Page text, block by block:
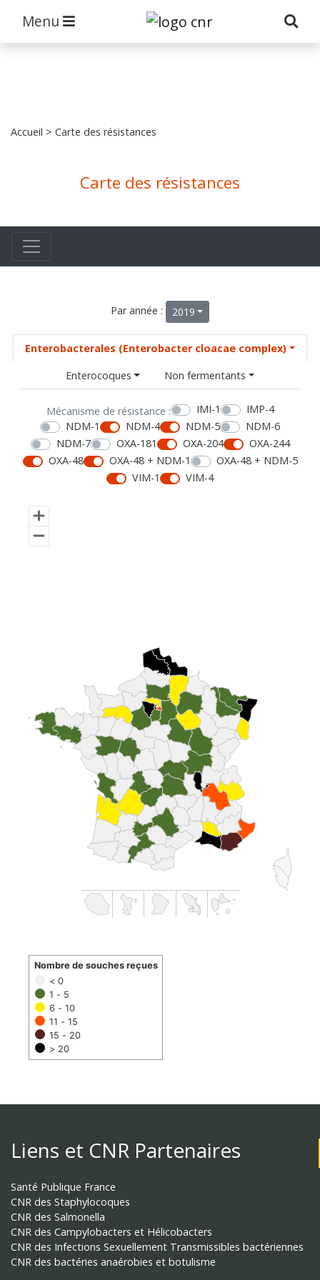
Menu
Accueil > Carte des résistances
Carte des résistances
Par année : 2019
Enterobacterales (Enterobacter cloacae complex)
Enterocoques
Non fermentants
Mécanisme de résistance : IMI-1
IMP-4
NDM-1
NDM-4 NDM-5
NDM-6
NDM-7
OXA-181 OXA-204
OXA-244
OXA-48
OXA-48 + NDM-1
OXA-48 + NDM-5
VIM-1
VIM-4
< 0
1 - 5
6 - 10
11 - 15
15 - 20
> 20
Nombre de souches reçues
Liens et CNR Partenaires
Santé Publique France
CNR des Staphylocoques
CNR des Salmonella
CNR des Campylobacters et Hélicobacters
CNR des Infections Sexuellement Transmissibles bactériennes
CNR des bactéries anaérobies et botulisme